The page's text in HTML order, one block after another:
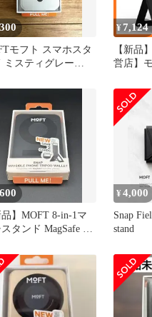
モフト スマホスタ
ミスティグレー
¥7,124
【新品
営店】
マルチ
ンド
17/16/
対応
型・軽
式・持
調整・
品】MOFT 8-in-1マ
タンド MagSafe ジ
¥4,000
Snap
stand